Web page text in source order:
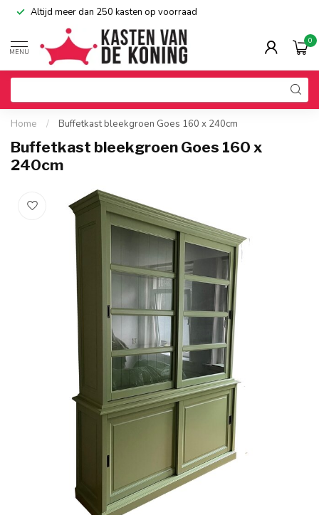
Altijd meer dan 250 kasten op voorraad
MENU
0
Home / Buffetkast bleekgroen Goes 160 x 240cm
Buffetkast bleekgroen Goes 160 x
240cm